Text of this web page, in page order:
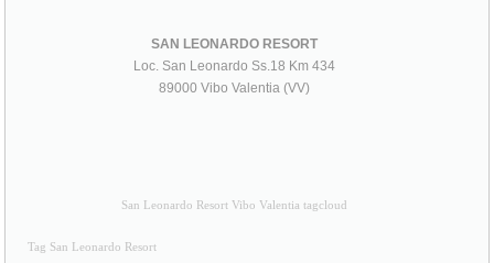
SAN LEONARDO RESORT
Loc. San Leonardo Ss.18 Km 434
89000 Vibo Valentia (VV)
San Leonardo Resort Vibo Valentia tagcloud
Tag San Leonardo Resort